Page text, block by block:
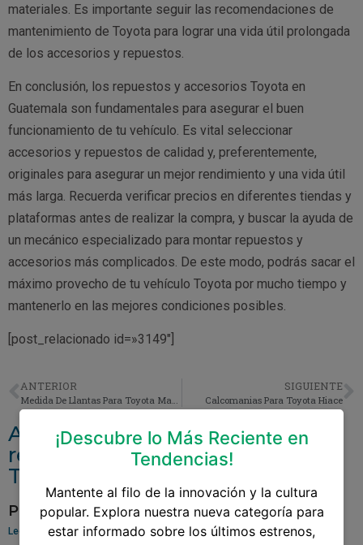
materiales. Es importante seguir las recomendaciones de
mantenimiento de Toyota para lograr una vida útil prolongada
de los accesorios y repuestos.
En conclusión, los repuestos y accesorios Toyota en
Guatemala son fundamentales para asegurar el buen
funcionamiento de tu vehículo. Es vital seleccionar
accesorios y repuestos de calidad y, preferentemente,
originales para asegurar un mejor rendimiento y una vida útil
más larga. Recuerda verificar precios en diferentes tiendas y
plataformas antes de realizar la compra, y buscar la ayuda de
un mecánico especializado para montar repuestos y
accesorios más complicados. De este modo, podrás sacar el
máximo provecho de tu vehículo Toyota por mucho tiempo y
mantenerlo en las mejores condiciones posibles.
[post_relacionado id=»3149″]
ANTERIOR SIGUIENTE
Calcomanias Para Toyota Hiace
Accesorios y repuestos
relacionados aAceite Para
Toyota Tacoma 2001
Pantalla Para Toyota Yaris
Leer más »
¡Descubre lo Más Reciente en
Tendencias!
Mantente al filo de la innovación y la cultura
popular. Explora nuestra nueva categoría para
estar informado sobre los últimos estrenos,